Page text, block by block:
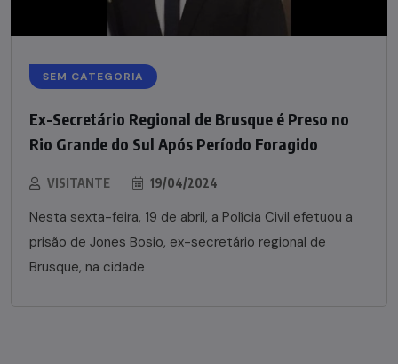
SEM CATEGORIA
Ex-Secretário Regional de Brusque é Preso no
Rio Grande do Sul Após Período Foragido
VISITANTE 19/04/2024
Nesta sexta-feira, 19 de abril, a Polícia Civil efetuou a
prisão de Jones Bosio, ex-secretário regional de
Brusque, na cidade